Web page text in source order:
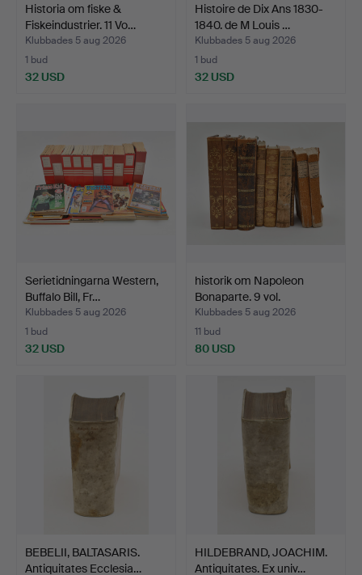
Historia om fiske &
Fiskeindustrier. 11 Vo…
Klubbades 5 aug 2026
1 bud
32 USD
Histoire de Dix Ans 1830-
1840. de M Louis …
Klubbades 5 aug 2026
1 bud
32 USD
Serietidningarna Western,
Buffalo Bill, Fr…
Klubbades 5 aug 2026
1 bud
32 USD
historik om Napoleon
Bonaparte. 9 vol.
Klubbades 5 aug 2026
11 bud
80 USD
BEBELII, BALTASARIS.
Antiquitates Ecclesia…
HILDEBRAND, JOACHIM.
Antiquitates. Ex univ…